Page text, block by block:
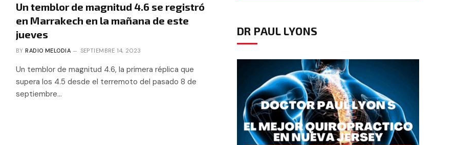
Un temblor de magnitud 4.6 se registró
en Marrakech en la mañana de este
jueves
BY RADIO MELODIA SEPTIEMBRE 14, 2023
Un temblor de magnitud 4.6, la primera réplica que
supera los 4.5 desde el terremoto del pasado 8 de
septiembre…
DR PAUL LYONS